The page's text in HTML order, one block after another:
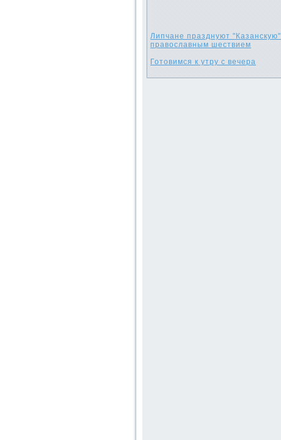
Липчане празднуют "Казанскую"
православным шествием
Готовимся к утру с вечера